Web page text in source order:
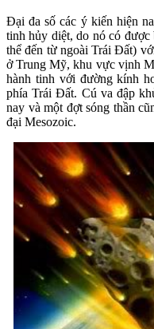
Đại đa số các ý kiến hiện
tinh hủy diệt, do nó có
thể đến từ ngoài Trái Đất)
ở Trung Mỹ, khu vực vịnh
hành tinh với đường kính
phía Trái Đất. Cú va đập
nay và một đợt sóng thần
đại Mesozoic.